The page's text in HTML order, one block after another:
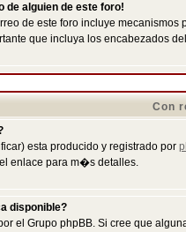
alguien de este foro!
de este foro incluye
que incluya los encabezados
Con
esta producido y registrado por
enlace para m�s detalles.
disponible?
el Grupo phpBB. Si cree que